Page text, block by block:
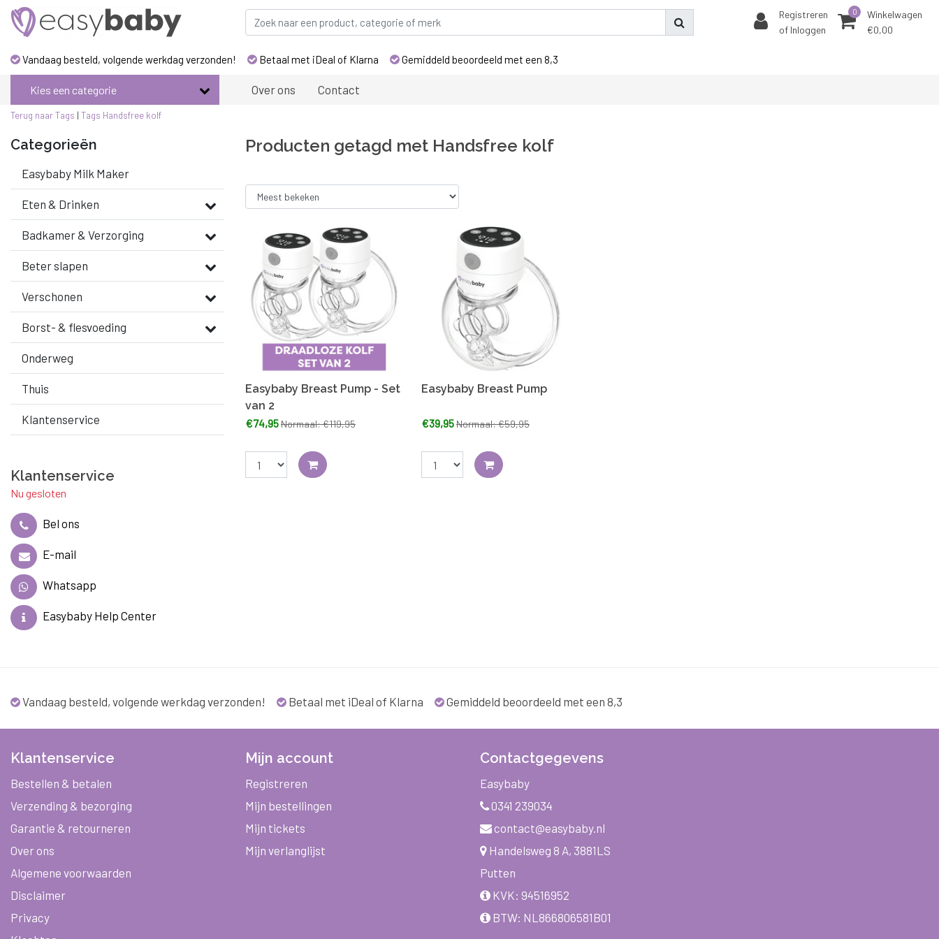
Registreren
of Inloggen
0
Winkelwagen
€0,00
Vandaag besteld, volgende werkdag verzonden! Betaal met iDeal of Klarna Gemiddeld beoordeeld met een 8,3
Kies een categorie Over ons Contact
Terug naar Tags | Tags Handsfree kolf
Categorieën
Easybaby Milk Maker
Eten & Drinken
Badkamer & Verzorging
Beter slapen
Verschonen
Borst- & flesvoeding
Onderweg
Thuis
Klantenservice
Klantenservice
Nu gesloten
Bel ons
E-mail
Whatsapp
Easybaby Help Center
Producten getagd met Handsfree kolf
Easybaby Breast Pump - Set
van 2
€74,95Normaal: €119,95
Easybaby Breast Pump
€39,95Normaal: €59,95
Vandaag besteld, volgende werkdag verzonden! Betaal met iDeal of Klarna Gemiddeld beoordeeld met een 8,3
Klantenservice
Bestellen & betalen
Verzending & bezorging
Garantie & retourneren
Over ons
Algemene voorwaarden
Disclaimer
Privacy
Mijn account
Registreren
Mijn bestellingen
Mijn tickets
Mijn verlanglijst
Contactgegevens
Easybaby
0341 239034
contact@easybaby.nl
Handelsweg 8 A, 3881LS
Putten
KVK: 94516952
BTW: NL866806581B01